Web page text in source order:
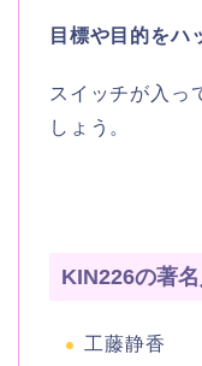
目標や目的をハ
スイッチが入っ
しょう。
KIN226の著名
工藤静香